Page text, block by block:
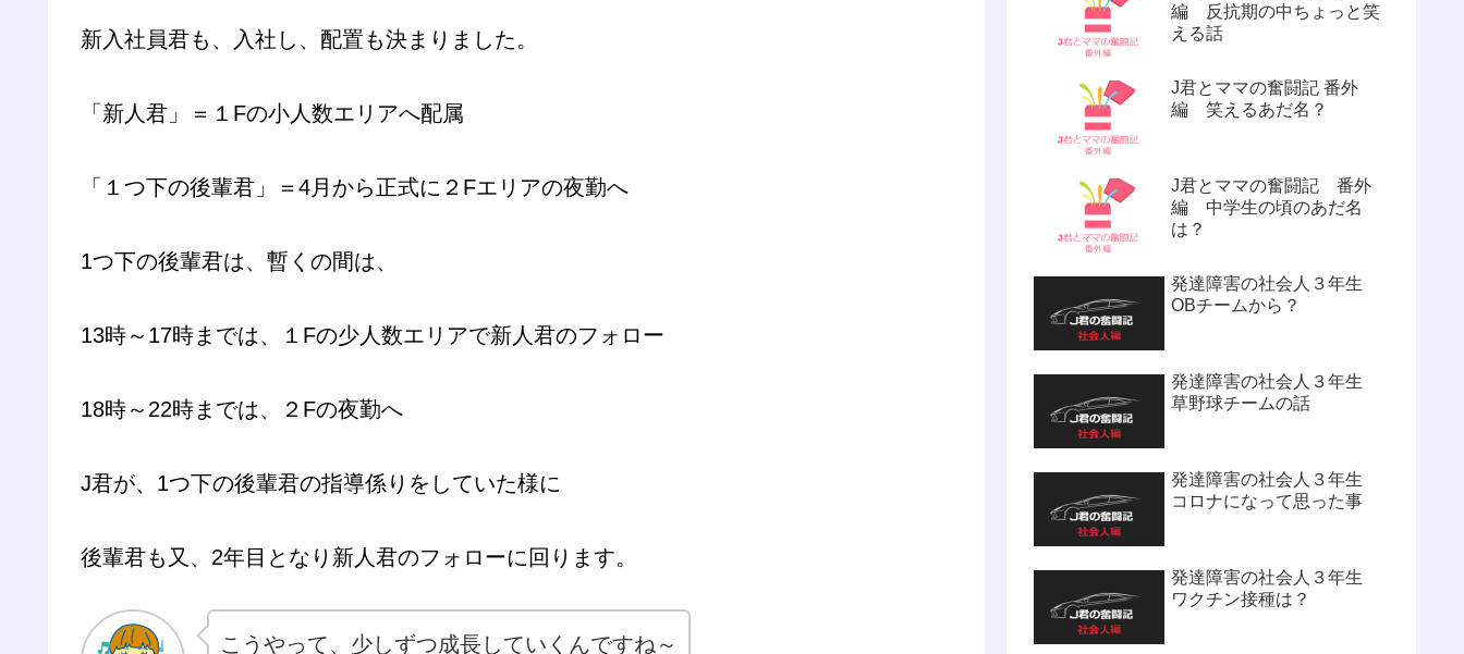
新入社員君も、入社し、配置も決まりました。
「新人君」＝１Fの小人数エリアへ配属
「１つ下の後輩君」＝4月から正式に２Fエリアの夜勤へ
1つ下の後輩君は、暫くの間は、
13時～17時までは、１Fの少人数エリアで新人君のフォロー
18時～22時までは、２Fの夜勤へ
J君が、1つ下の後輩君の指導係りをしていた様に
後輩君も又、2年目となり新人君のフォローに回ります。
こうやって、少しずつ成長していくんですね～
編 反抗期の中ちょっと笑
える話
J君とママの奮闘記 番外
編 笑えるあだ名？
J君とママの奮闘記 番外
編 中学生の頃のあだ名
は？
発達障害の社会人３年生
OBチームから？
発達障害の社会人３年生
草野球チームの話
発達障害の社会人３年生
コロナになって思った事
発達障害の社会人３年生
ワクチン接種は？